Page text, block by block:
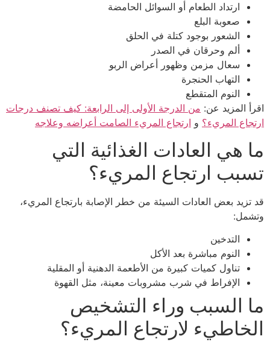
ارتداد الطعام أو السوائل الحامضة
صعوبة البلع
الشعور بوجود كتلة في الحلق
ألم وحرقان في الصدر
سعال مزمن وظهور أعراض الربو
التهاب الحنجرة
النوم المتقطع
اقرأ المزيد عن: من الدرجة الأولى إلى الرابعة: كيف تصنف درجات
ارتجاع المريء؟ و ارتجاع المريء الصامت أعراضه وعلاجه
ما هي العادات الغذائية التي
تسبب ارتجاع المريء؟
قد تزيد بعض العادات السيئة من خطر الإصابة بارتجاع المريء،
وتشمل:
التدخين
النوم مباشرة بعد الأكل
تناول كميات كبيرة من الأطعمة الدهنية أو المقلية
الإفراط في شرب مشروبات معينة، مثل القهوة
ما السبب وراء التشخيص
الخاطيء لارتجاع المريء؟